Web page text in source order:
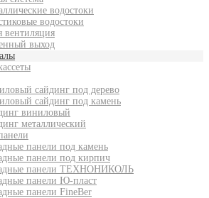
водостоки
водостоки
вентиляция
выход
сайдинг под дерево
сайдинг под камень
виниловый
металлический
панели под камень
панели под кирпич
панели ТЕХНОНИКОЛЬ
панели Ю-пласт
панели FineBer